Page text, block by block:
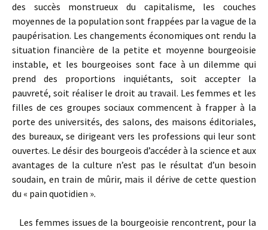
des succès monstrueux du capitalisme, les couches
moyennes de la population sont frappées par la vague de la
paupérisation. Les changements économiques ont rendu la
situation financière de la petite et moyenne bourgeoisie
instable, et les bourgeoises sont face à un dilemme qui
prend des proportions inquiétants, soit accepter la
pauvreté, soit réaliser le droit au travail. Les femmes et les
filles de ces groupes sociaux commencent à frapper à la
porte des universités, des salons, des maisons éditoriales,
des bureaux, se dirigeant vers les professions qui leur sont
ouvertes. Le désir des bourgeois d’accéder à la science et aux
avantages de la culture n’est pas le résultat d’un besoin
soudain, en train de mûrir, mais il dérive de cette question
du « pain quotidien ».
Les femmes issues de la bourgeoisie rencontrent, pour la